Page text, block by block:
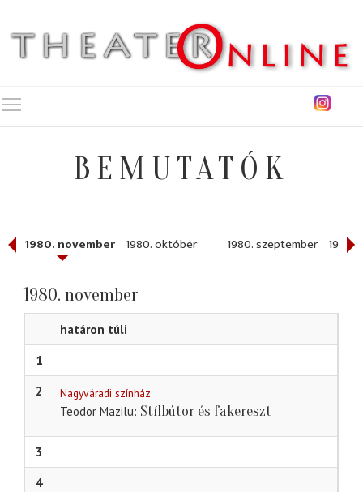
BEMUTATÓK
1980. november 1980. október 1980. szeptember 1980.
1980. november
határon túli
1
2
Nagyváradi színház
Teodor Mazilu Stílbútor és fakereszt
3
4